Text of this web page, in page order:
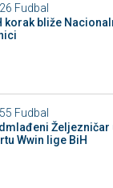
Fudbal
korak bliže
Fudbal
Željezničar
Wwin lige BiH